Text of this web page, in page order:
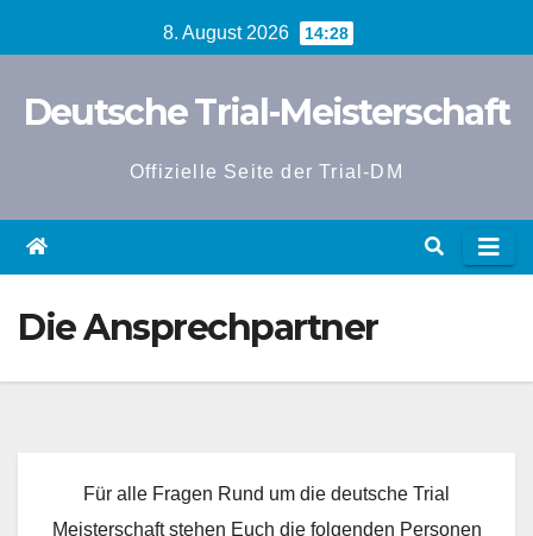
Inhalt
8. August 2026 14:28
Deutsche Trial-Meisterschaft
Offizielle Seite der Trial-DM
Die Ansprechpartner
Für alle Fragen Rund um die deutsche Trial
Meisterschaft stehen Euch die folgenden Personen